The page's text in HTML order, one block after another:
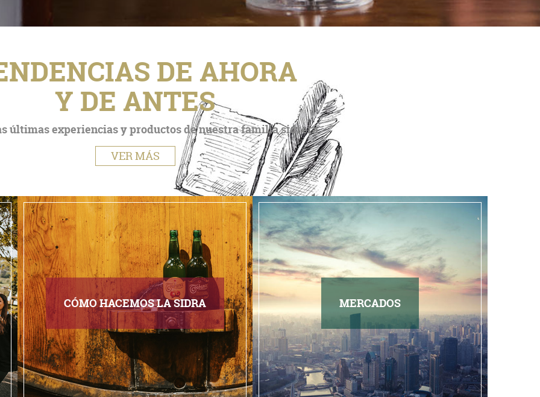
DE AHORA
Y DE ANTES
últimas experiencias y productos de nuestra familia sidrera
VER MÁS
CÓMO HACEMOS LA SIDRA MERCADOS